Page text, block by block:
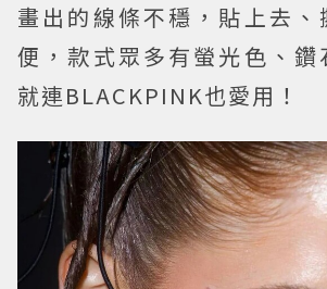
畫出的線條不穩，貼上去、
便，款式眾多有螢光色、鑽
就連BLACKPINK也愛用！